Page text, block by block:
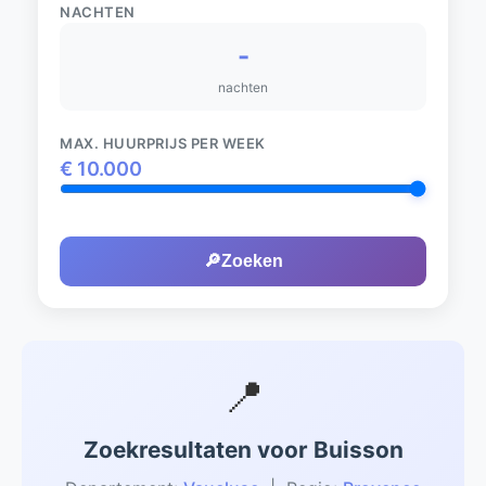
NACHTEN
-
nachten
MAX. HUURPRIJS PER WEEK
€ 10.000
🔎Zoeken
📍
Zoekresultaten voor Buisson